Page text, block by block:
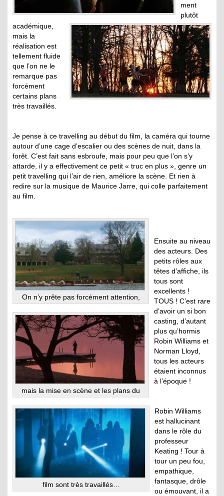
ment
plutôt
académique,
mais la
réalisation est
tellement fluide
que l’on ne le
remarque pas
forcément
certains plans
très travaillés.
Je pense à ce travelling au début du film, la caméra qui tourne
autour d’une cage d’escalier ou des scènes de nuit, dans la
forêt. C’est fait sans esbroufe, mais pour peu que l’on s’y
attarde, il y a effectivement ce petit « truc en plus », genre un
petit travelling qui l’air de rien, améliore la scène. Et rien à
redire sur la musique de Maurice Jarre, qui colle parfaitement
au film.
On n’y prête pas forcément attention,
mais la mise en scène et les plans du
film sont très travaillés…
Ensuite au niveau
des acteurs. Des
petits rôles aux
têtes d’affiche, ils
tous sont
excellents !
TOUS ! C’est rare
d’avoir un si bon
casting, d’autant
plus qu’hormis
Robin Williams et
Norman Lloyd,
tous les acteurs
étaient inconnus
à l’époque !
Robin Williams
est hallucinant
dans le rôle du
professeur
Keating ! Tour à
tour un peu fou,
empathique,
fantasque, drôle
ou émouvant, il a